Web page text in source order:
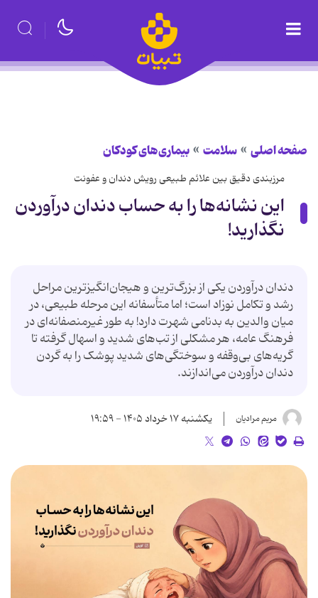
صفحه اصلی سلامت بیماری‌های کودکان
مرزبندی دقیق بین علائم طبیعی رویش دندان و عفونت
این نشانه‌ها را به حساب دندان درآوردن
نگذارید!
دندان درآوردن یکی از بزرگ‌ترین و هیجان‌انگیزترین مراحل
رشد و تکامل نوزاد است؛ اما متأسفانه این مرحله طبیعی، در
میان والدین به بدنامی شهرت دارد! به طور غیرمنصفانه‌ای در
فرهنگ عامه، هر مشکلی از تب‌های شدید و اسهال گرفته تا
گریه‌های بی‌وقفه و سوختگی‌های شدید پوشک را به گردن
دندان درآوردن می‌اندازند.
مریم مرادیان یکشنبه ۱۷ خرداد ۱۴۰۵ - ۱۹:۵۹